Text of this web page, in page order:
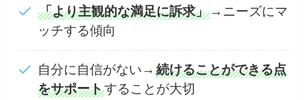
「より主観的な満足に訴求」 →ニーズにマ
ッチする傾向
自分に自信がない→続けることができる点
をサポートすることが大切